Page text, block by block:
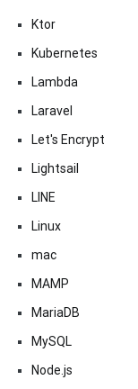
Ktor
Kubernetes
Lambda
Laravel
Let's Encrypt
Lightsail
LINE
Linux
mac
MAMP
MariaDB
MySQL
Node.js